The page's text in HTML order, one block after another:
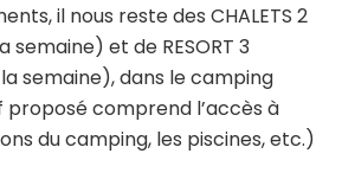
il nous reste des CHALETS 2
et de RESORT 3
semaine), dans le camping
proposé comprend l’accès à
du camping, les piscines, etc.)